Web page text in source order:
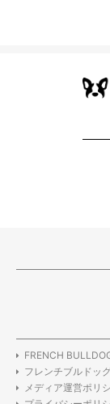
FRENCH
フレンチブルドッ
メディア運営ポリ